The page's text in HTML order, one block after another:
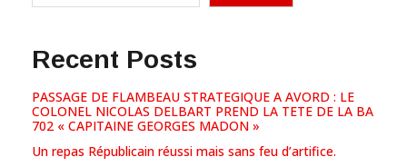
Recent Posts
PASSAGE DE FLAMBEAU STRATEGIQUE A AVORD : LE
COLONEL NICOLAS DELBART PREND LA TETE DE LA BA
702 « CAPITAINE GEORGES MADON »
Un repas Républicain réussi mais sans feu d’artifice.